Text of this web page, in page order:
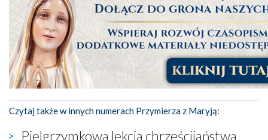
Czytaj także w innych numerach Przymierza z Maryją:
Pielgrzymkowa lekcja chrześcijaństwa